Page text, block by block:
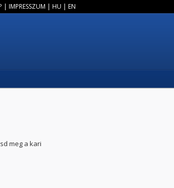
| IMPRESSZUM | HU | EN
meg a kari